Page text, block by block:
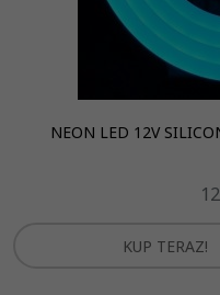
NEON LED 12V
KUP TERAZ!